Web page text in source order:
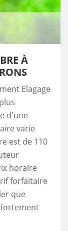
À
Elagage
d'une
varie
est de 110
horaire
forfaitaire
que